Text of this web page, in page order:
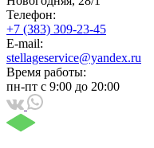
Телефон:
+7 (383) 309-23-45
E-mail:
stellageservice@yandex.ru
Время работы:
пн-пт с 9:00 до 20:00